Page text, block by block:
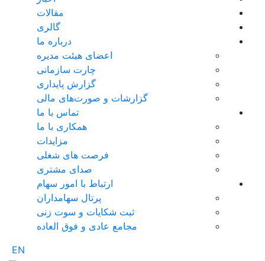
مقالات
گالری
درباره ما
اعضای هیئت مدیره
چارت سازمانی
گزارش پایداری
گزارشات و صورت‌های مالی
تماس با ما
همکاری با ما
مزایدات
فرصت های شغلی
صدای مشتری
ارتباط با امور سهام
پرتال سهامداران
ثبت شکایات و سوت زنی
مجامع عادی و فوق العاده
EN